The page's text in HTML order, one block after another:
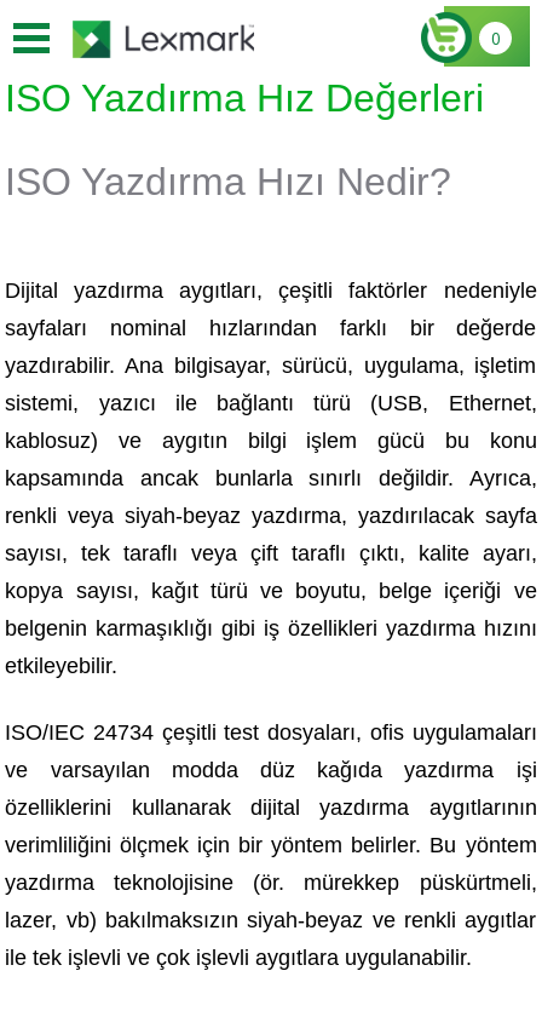
0
ISO Yazdırma Hız Değerleri
ISO Yazdırma Hızı Nedir?
Dijital yazdırma aygıtları, çeşitli faktörler nedeniyle
sayfaları nominal hızlarından farklı bir değerde
yazdırabilir. Ana bilgisayar, sürücü, uygulama, işletim
sistemi, yazıcı ile bağlantı türü (USB, Ethernet,
kablosuz) ve aygıtın bilgi işlem gücü bu konu
kapsamında ancak bunlarla sınırlı değildir. Ayrıca,
renkli veya siyah-beyaz yazdırma, yazdırılacak sayfa
sayısı, tek taraflı veya çift taraflı çıktı, kalite ayarı,
kopya sayısı, kağıt türü ve boyutu, belge içeriği ve
belgenin karmaşıklığı gibi iş özellikleri yazdırma hızını
etkileyebilir.
ISO/IEC 24734 çeşitli test dosyaları, ofis uygulamaları
ve varsayılan modda düz kağıda yazdırma işi
özelliklerini kullanarak dijital yazdırma aygıtlarının
verimliliğini ölçmek için bir yöntem belirler. Bu yöntem
yazdırma teknolojisine (ör. mürekkep püskürtmeli,
lazer, vb) bakılmaksızın siyah-beyaz ve renkli aygıtlar
ile tek işlevli ve çok işlevli aygıtlara uygulanabilir.